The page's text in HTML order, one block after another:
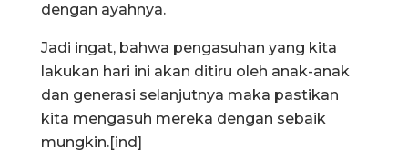
dengan ayahnya.
Jadi ingat, bahwa pengasuhan yang kita
lakukan hari ini akan ditiru oleh anak-anak
dan generasi selanjutnya maka pastikan
kita mengasuh mereka dengan sebaik
mungkin.[ind]